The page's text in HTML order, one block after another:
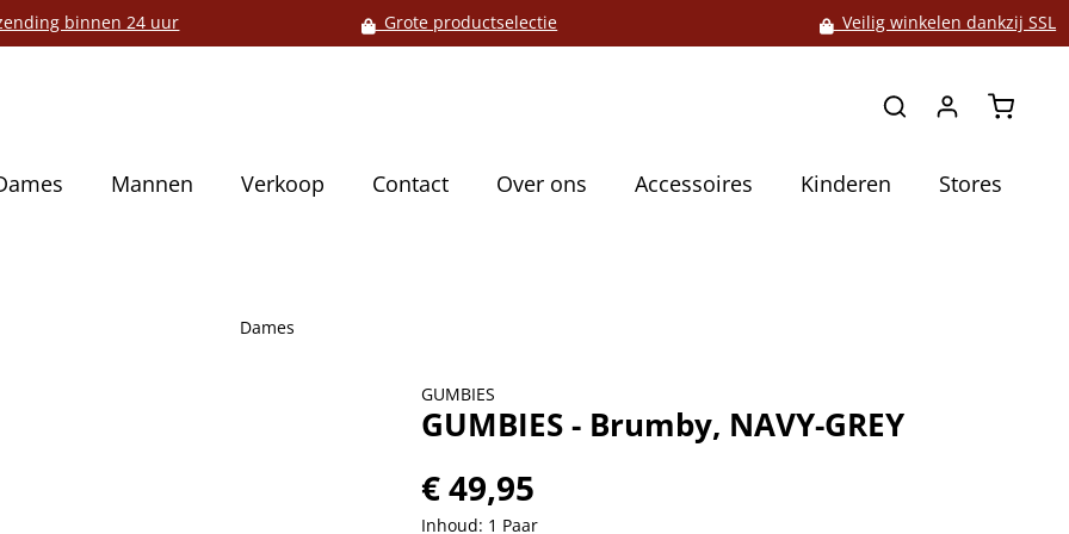
binnen 24 uur Grote productselectie Veilig winkelen dankzij SSL
Mannen Verkoop Contact Over ons Accessoires Kinderen Stores
Dames
GUMBIES
GUMBIES - Brumby, NAVY-GREY
€ 49,95
Inhoud: 1 Paar